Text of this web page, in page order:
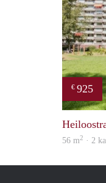
€ 925
56 m2 · 2